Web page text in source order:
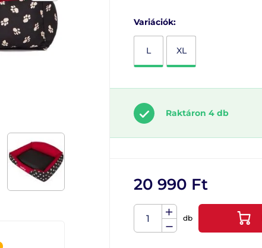
Variációk:
L XL
Raktáron 4 db
20 990 Ft
db